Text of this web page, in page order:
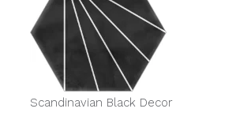
Scandinavian Black Decor